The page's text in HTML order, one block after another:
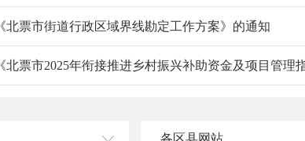
票市街道行政区域界线勘定工作方案》的通知
票市2025年衔接推进乡村振兴补助资金及项目管理
各区县网站